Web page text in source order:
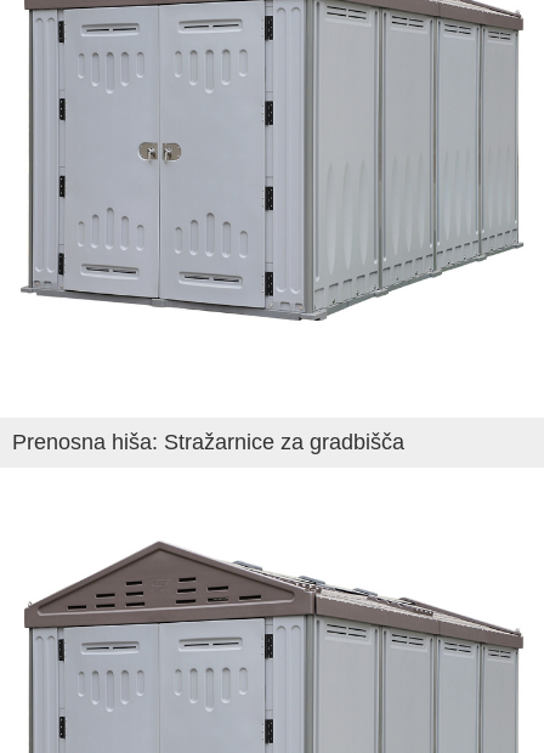
Prenosna hiša: Stražarnice za gradbišča